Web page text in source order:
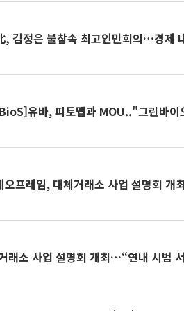
, 김정은 불참속 최고인민회의…경제
유바, 피토맵과 MOU.."그린바이
오프레임, 대체거래소 사업 설명회 개
래소 사업 설명회 개최…“연내 시범